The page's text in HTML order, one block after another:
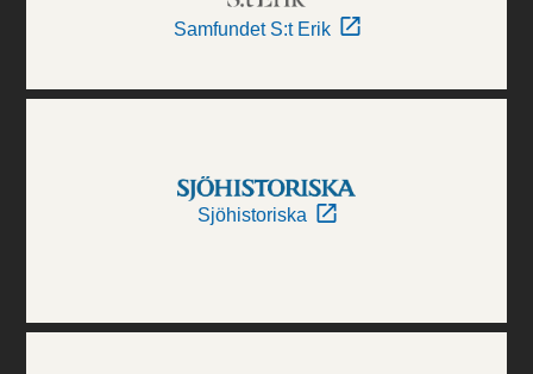
Samfundet S:t Erik
Sjöhistoriska